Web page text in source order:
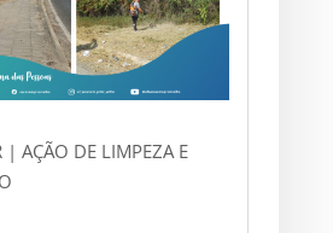
| AÇÃO DE LIMPEZA E